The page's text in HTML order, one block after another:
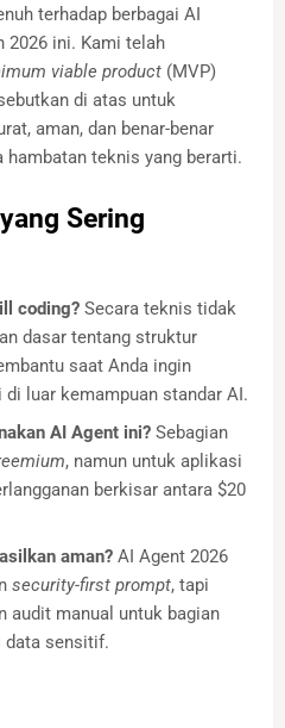
terhadap berbagai AI
2026 ini. Kami telah
viable product (MVP)
di atas untuk
aman, dan benar-benar
hambatan teknis yang berarti.
Sering
coding? Secara teknis tidak
dasar tentang struktur
saat Anda ingin
luar kemampuan standar AI.
AI Agent ini? Sebagian
, namun untuk aplikasi
berkisar antara $20
aman? AI Agent 2026
security-first prompt, tapi
audit manual untuk bagian
data sensitif.